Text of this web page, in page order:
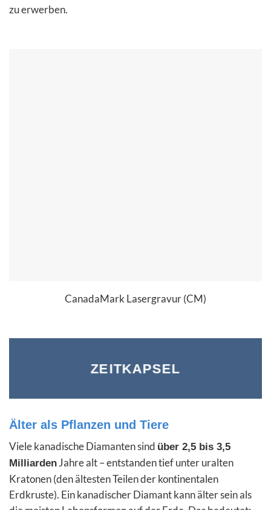
zu erwerben.
CanadaMark Lasergravur (CM)
ZEITKAPSEL
Älter als Pflanzen und Tiere
Viele kanadische Diamanten sind über 2,5 bis 3,5
MilliardenJahre alt – entstanden tief unter uralten
Kratonen (den ältesten Teilen der kontinentalen
Erdkruste). Ein kanadischer Diamant kann älter sein als